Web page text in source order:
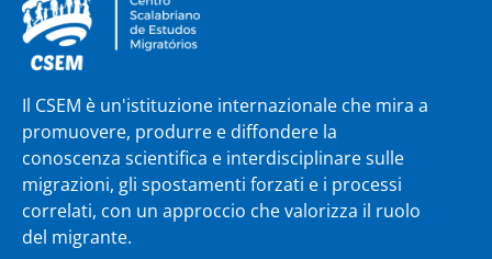
Il CSEM è un'istituzione internazionale che mira a
promuovere, produrre e diffondere la
conoscenza scientifica e interdisciplinare sulle
migrazioni, gli spostamenti forzati e i processi
correlati, con un approccio che valorizza il ruolo
del migrante.